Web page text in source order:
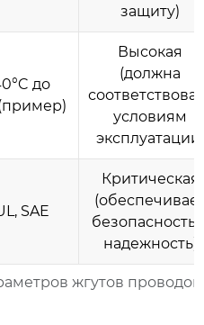
жгутов проводов
защиту)
до
(пример)
Высокая
(должна
условиям
эксплуатации)
SAE
Критическая
безопасность
надежность)